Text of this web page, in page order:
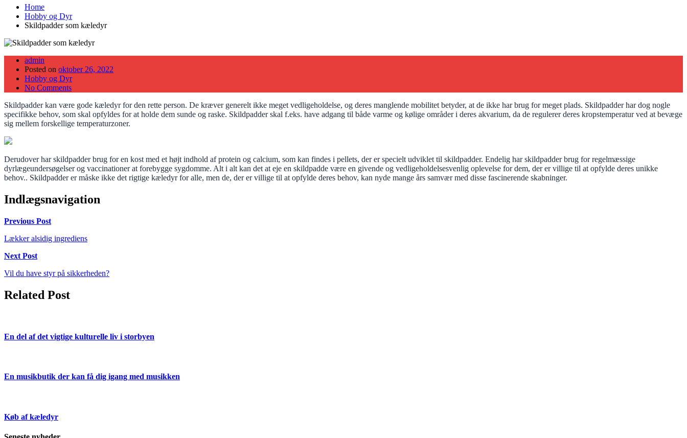
Home
Hobby og Dyr
Skildpadder som kæledyr
admin
Posted on oktober 26, 2022
Hobby og Dyr
No Comments
Skildpadder kan være gode kæledyr for den rette person. De kræver generelt ikke meget vedligeholdelse, og deres manglende mobilitet betyder, at de ikke har brug for meget plads. Skildpadder har dog nogle
specifikke behov, som skal opfyldes for at holde dem sunde og raske. Skildpadder skal f.eks. have adgang til både varme og kølige områder i deres akvarium, da de regulerer deres kropstemperatur ved at bevæge
sig mellem forskellige temperaturzoner.
Derudover har skildpadder brug for en kost med et højt indhold af protein og calcium, som kan findes i pellets, der er specielt udviklet til skildpadder. Endelig har skildpadder brug for regelmæssige
dyrlægeundersøgelser og vaccinationer at forebygge sygdomme. Alt i alt kan det at eje en skildpadde være en givende og vedligeholdelsesvenlig oplevelse for dem, der er villige til at opfylde deres unikke
behov.. Skildpadder er måske ikke det rigtige kæledyr for alle, men de, der er villige til at opfylde deres behov, kan nyde mange års samvær med disse fascinerende skabninger.
Indlægsnavigation
Previous Post
Lækker alsidig ingrediens
Next Post
Vil du have styr på sikkerheden?
Related Post
En del af det vigtige kulturelle liv i storbyen
En musikbutik der kan få dig igang med musikken
Køb af kæledyr